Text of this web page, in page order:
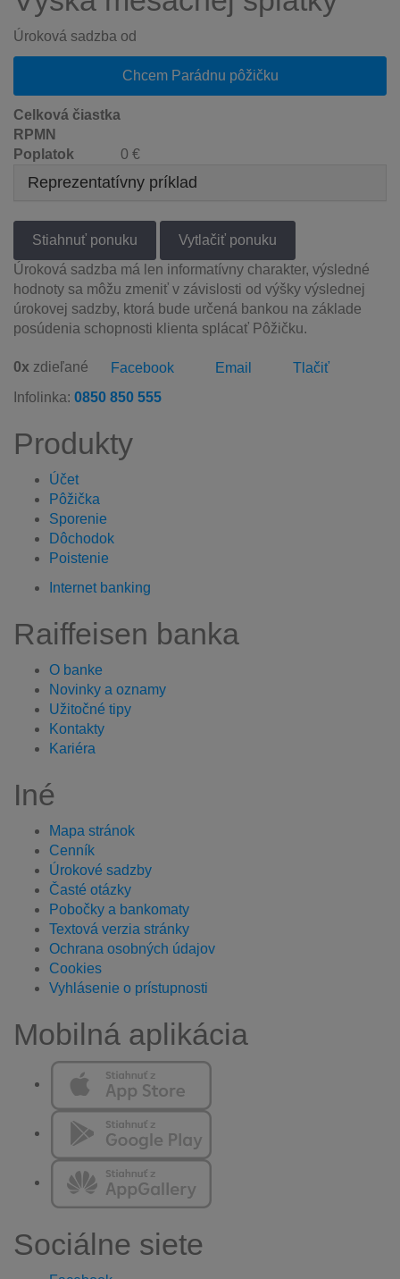
Úroková sadzba od
Chcem Parádnu pôžičku
Celková čiastka
RPMN
Poplatok
0 €
Reprezentatívny príklad
Úroková sadzba má len informatívny charakter, výsledné
hodnoty sa môžu zmeniť v závislosti od výšky výslednej
úrokovej sadzby, ktorá bude určená bankou na základe
posúdenia schopnosti klienta splácať Pôžičku.
0x zdieľané Facebook Email
Tlačiť
Infolinka: 0850 850 555
Produkty
Účet
Pôžička
Sporenie
Dôchodok
Poistenie
Internet banking
Raiffeisen banka
O banke
Novinky a oznamy
Užitočné tipy
Kontakty
Kariéra
Iné
Mapa stránok
Cenník
Úrokové sadzby
Časté otázky
Pobočky a bankomaty
Textová verzia stránky
Ochrana osobných údajov
Cookies
Vyhlásenie o prístupnosti
Mobilná aplikácia
Sociálne siete